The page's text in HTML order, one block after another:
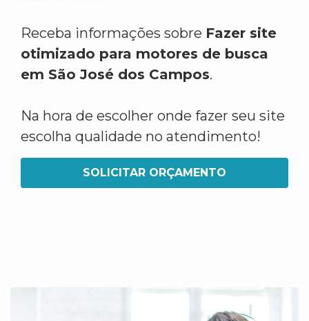
Receba informações sobre Fazer site
otimizado para motores de busca
em São José dos Campos.
Na hora de escolher onde fazer seu site
escolha qualidade no atendimento!
SOLICITAR ORÇAMENTO